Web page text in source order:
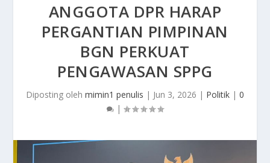
ANGGOTA DPR HARAP
PERGANTIAN PIMPINAN
BGN PERKUAT
PENGAWASAN SPPG
Diposting oleh mimin1 penulis | Jun 3, 2026 | Politik | 0
|